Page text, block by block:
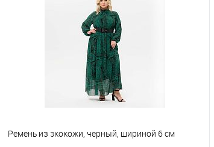
Ремень из экокожи, черный, шириной 6 см